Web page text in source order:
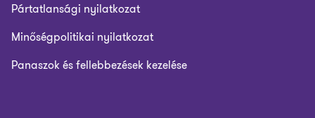
Pártatlansági nyilatkozat
Minőségpolitikai nyilatkozat
Panaszok és fellebbezések kezelése